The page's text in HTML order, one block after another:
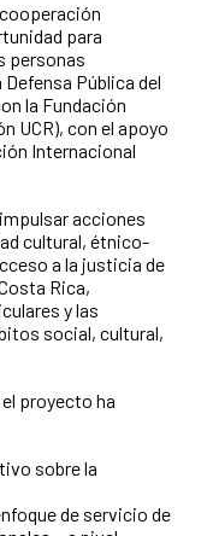
para
personas
Pública del
la Fundación
UCR), con el apoyo
Internacional
acciones
cultural, étnico-
a la justicia de
Rica,
y las
social, cultural,
el proyecto ha
sobre la
de servicio de